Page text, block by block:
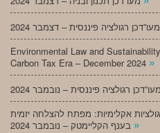
Environmental Law and
Carbon Tax Era – December 2024 »
אקלימיות: מפתח להצלחה יזמית
»